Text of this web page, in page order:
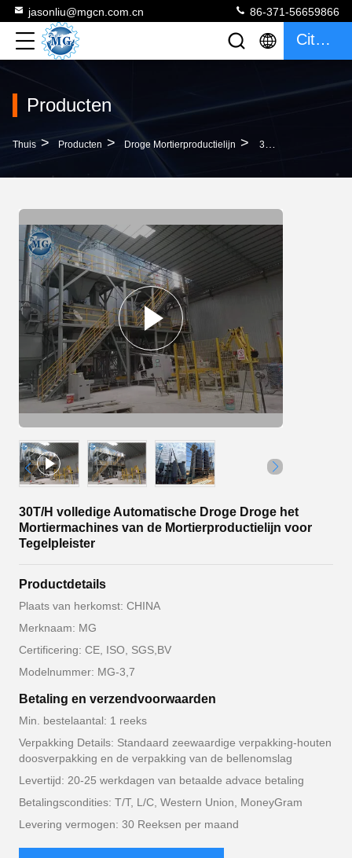
jasonliu@mgcn.com.cn 86-371-56659866
Citaat
Producten
Thuis > Producten > Droge Mortierproductielijn > 30T/H Volledige Automatische Droge Droge Het Mortiermachines Van De Mortierproductielijn Voor Tegelpleister
30T/H volledige Automatische Droge Droge het
Mortiermachines van de Mortierproductielijn voor
Tegelpleister
Productdetails
Plaats van herkomst: CHINA
Merknaam: MG
Certificering: CE, ISO, SGS,BV
Modelnummer: MG-3,7
Betaling en verzendvoorwaarden
Min. bestelaantal: 1 reeks
Verpakking Details: Standaard zeewaardige verpakking-houten
doosverpakking en de verpakking van de bellenomslag
Levertijd: 20-25 werkdagen van betaalde advace betaling
Betalingscondities: T/T, L/C, Western Union, MoneyGram
Levering vermogen: 30 Reeksen per maand